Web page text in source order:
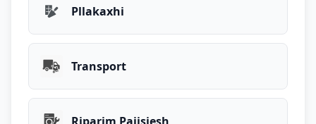
Pllakaxhi
Transport